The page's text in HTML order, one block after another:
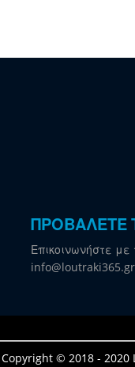
ΠΡΟΒΑΛΕΤΕ
Επικοινωνήστε με
info@loutraki365.gr
Copyright © 2018 - 2020